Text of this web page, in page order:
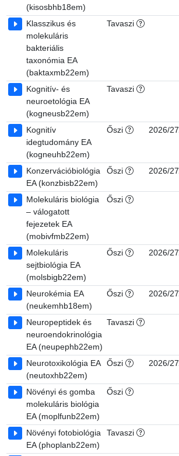
(kisosbhb18em)
Klasszikus és
molekuláris
bakteriális
taxonómia EA
(baktaxmb22em)
Tavaszi
Kognitív- és
neuroetológia EA
(kogneusb22em)
Tavaszi
Kognitív
idegtudomány EA
(kogneuhb22em)
Őszi 2026/
Konzervációbiológia
EA (konzbisb22em)
Őszi 2026/
Molekuláris biológia
– válogatott
fejezetek EA
(mobivfmb22em)
Őszi
Molekuláris
sejtbiológia EA
(molsbigb22em)
Őszi 2026/
Neurokémia EA
(neukemhb18em)
Őszi 2026/
Neuropeptidek és
neuroendokrinológia
EA (neupephb22em)
Tavaszi
Neurotoxikológia EA
(neutoxhb22em)
Őszi 2026/
Növényi és gomba
molekuláris biológia
EA (moplfunb22em)
Őszi
Növényi fotobiológia
EA (phoplanb22em)
Tavaszi